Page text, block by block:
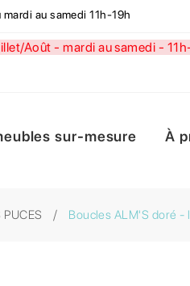
au samedi 11h-19h
Août - mardi au samedi -
sur-mesure À
Boucles ALM'S doré -